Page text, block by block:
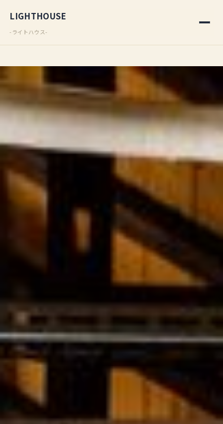
LIGHTHOUSE
-ライトハウス-